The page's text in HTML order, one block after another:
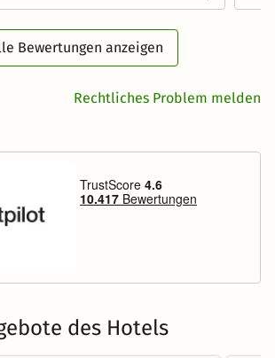
Bewertungen anzeigen
Rechtliches Problem melden
des Hotels